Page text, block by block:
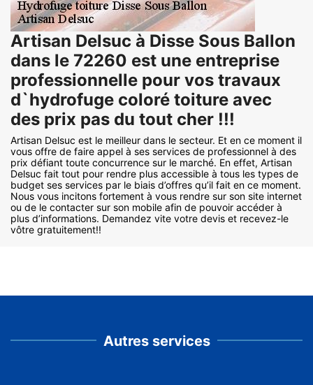
Artisan Delsuc à Disse Sous Ballon
dans le 72260 est une entreprise
professionnelle pour vos travaux
d`hydrofuge coloré toiture avec
des prix pas du tout cher !!!
Artisan Delsuc est le meilleur dans le secteur. Et en ce moment il
vous offre de faire appel à ses services de professionnel à des
prix défiant toute concurrence sur le marché. En effet, Artisan
Delsuc fait tout pour rendre plus accessible à tous les types de
budget ses services par le biais d’offres qu’il fait en ce moment.
Nous vous incitons fortement à vous rendre sur son site internet
ou de le contacter sur son mobile afin de pouvoir accéder à
plus d’informations. Demandez vite votre devis et recevez-le
vôtre gratuitement!!
Autres services